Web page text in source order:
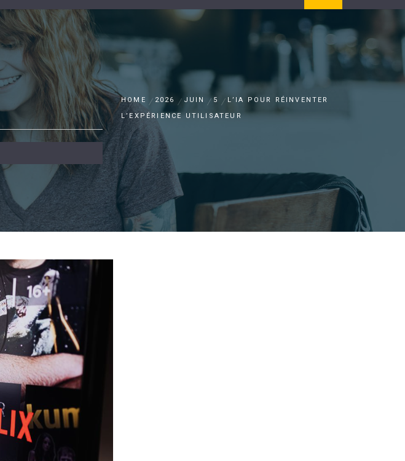
HOME 2026 JUIN 5
L’IA POUR RÉINVENTER
L’EXPÉRIENCE UTILISATEUR